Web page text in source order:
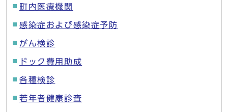
町内医療機関
感染症および感染症予防
がん検診
ドック費用助成
各種検診
若年者健康診査